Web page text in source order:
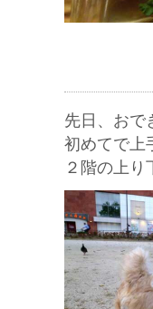
先日、おで
初めてで上
２階の上り